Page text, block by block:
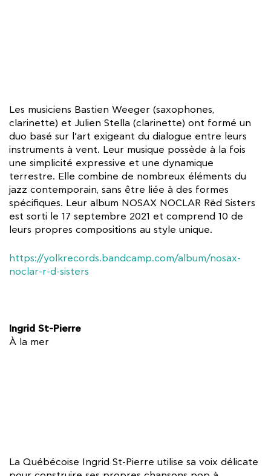
Les musiciens Bastien Weeger (saxophones,
clarinette) et Julien Stella (clarinette) ont formé un
duo basé sur l’art exigeant du dialogue entre leurs
instruments à vent. Leur musique possède à la fois
une simplicité expressive et une dynamique
terrestre. Elle combine de nombreux éléments du
jazz contemporain, sans être liée à des formes
spécifiques. Leur album NOSAX NOCLAR Rëd Sisters
est sorti le 17 septembre 2021 et comprend 10 de
leurs propres compositions au style unique.
https://yolkrecords.bandcamp.com/album/nosax-
noclar-r-d-sisters
Ingrid St-Pierre
À la mer
La Québécoise Ingrid St-Pierre utilise sa voix délicate